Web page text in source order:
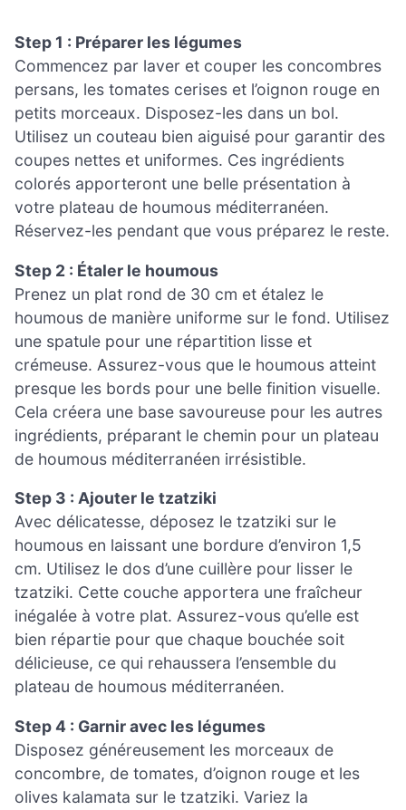
Step 1 : Préparer les légumes
Commencez par laver et couper les concombres
persans, les tomates cerises et l’oignon rouge en
petits morceaux. Disposez-les dans un bol.
Utilisez un couteau bien aiguisé pour garantir des
coupes nettes et uniformes. Ces ingrédients
colorés apporteront une belle présentation à
votre plateau de houmous méditerranéen.
Réservez-les pendant que vous préparez le reste.
Step 2 : Étaler le houmous
Prenez un plat rond de 30 cm et étalez le
houmous de manière uniforme sur le fond. Utilisez
une spatule pour une répartition lisse et
crémeuse. Assurez-vous que le houmous atteint
presque les bords pour une belle finition visuelle.
Cela créera une base savoureuse pour les autres
ingrédients, préparant le chemin pour un plateau
de houmous méditerranéen irrésistible.
Step 3 : Ajouter le tzatziki
Avec délicatesse, déposez le tzatziki sur le
houmous en laissant une bordure d’environ 1,5
cm. Utilisez le dos d’une cuillère pour lisser le
tzatziki. Cette couche apportera une fraîcheur
inégalée à votre plat. Assurez-vous qu’elle est
bien répartie pour que chaque bouchée soit
délicieuse, ce qui rehaussera l’ensemble du
plateau de houmous méditerranéen.
Step 4 : Garnir avec les légumes
Disposez généreusement les morceaux de
concombre, de tomates, d’oignon rouge et les
olives kalamata sur le tzatziki. Variez la